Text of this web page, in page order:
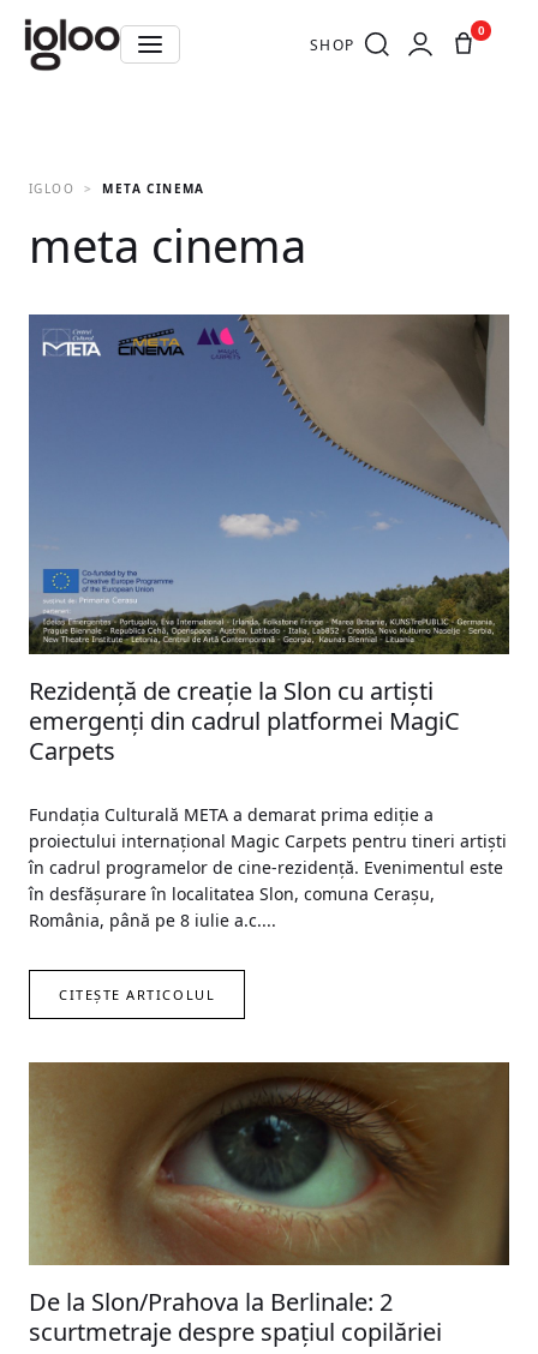
SHOP
0
IGLOO META CINEMA
meta cinema
Rezidenţă de creaţie la Slon cu artiști
emergenți din cadrul platformei MagiC
Carpets
Fundaţia Culturală META a demarat prima ediție a
proiectului internațional Magic Carpets pentru tineri artiști
în cadrul programelor de cine-rezidență. Evenimentul este
în desfășurare în localitatea Slon, comuna Ceraşu,
România, până pe 8 iulie a.c....
CITEȘTE ARTICOLUL
De la Slon/Prahova la Berlinale: 2
scurtmetraje despre spațiul copilăriei